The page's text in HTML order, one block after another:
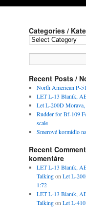
Categories /
Categories
Recent Posts /
North American P-
LET L-13 Blaník,
Let L-200D
Rudder for Bf-109
scale
Smerové kormidlo
Recent
komentáre
LET L-13 Blaník,
Talkingon Let L-
1:72
LET L-13 Blaník,
Talkingon Let L-